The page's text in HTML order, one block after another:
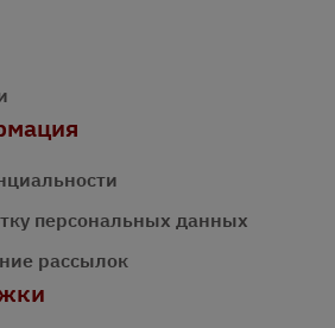
персональных данных
рассылок